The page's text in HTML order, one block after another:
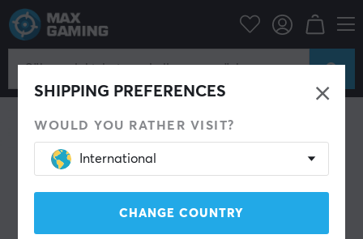
SHIPPING PREFERENCES
WOULD YOU RATHER VISIT?
International
CHANGE COUNTRY
Konsol Ratt